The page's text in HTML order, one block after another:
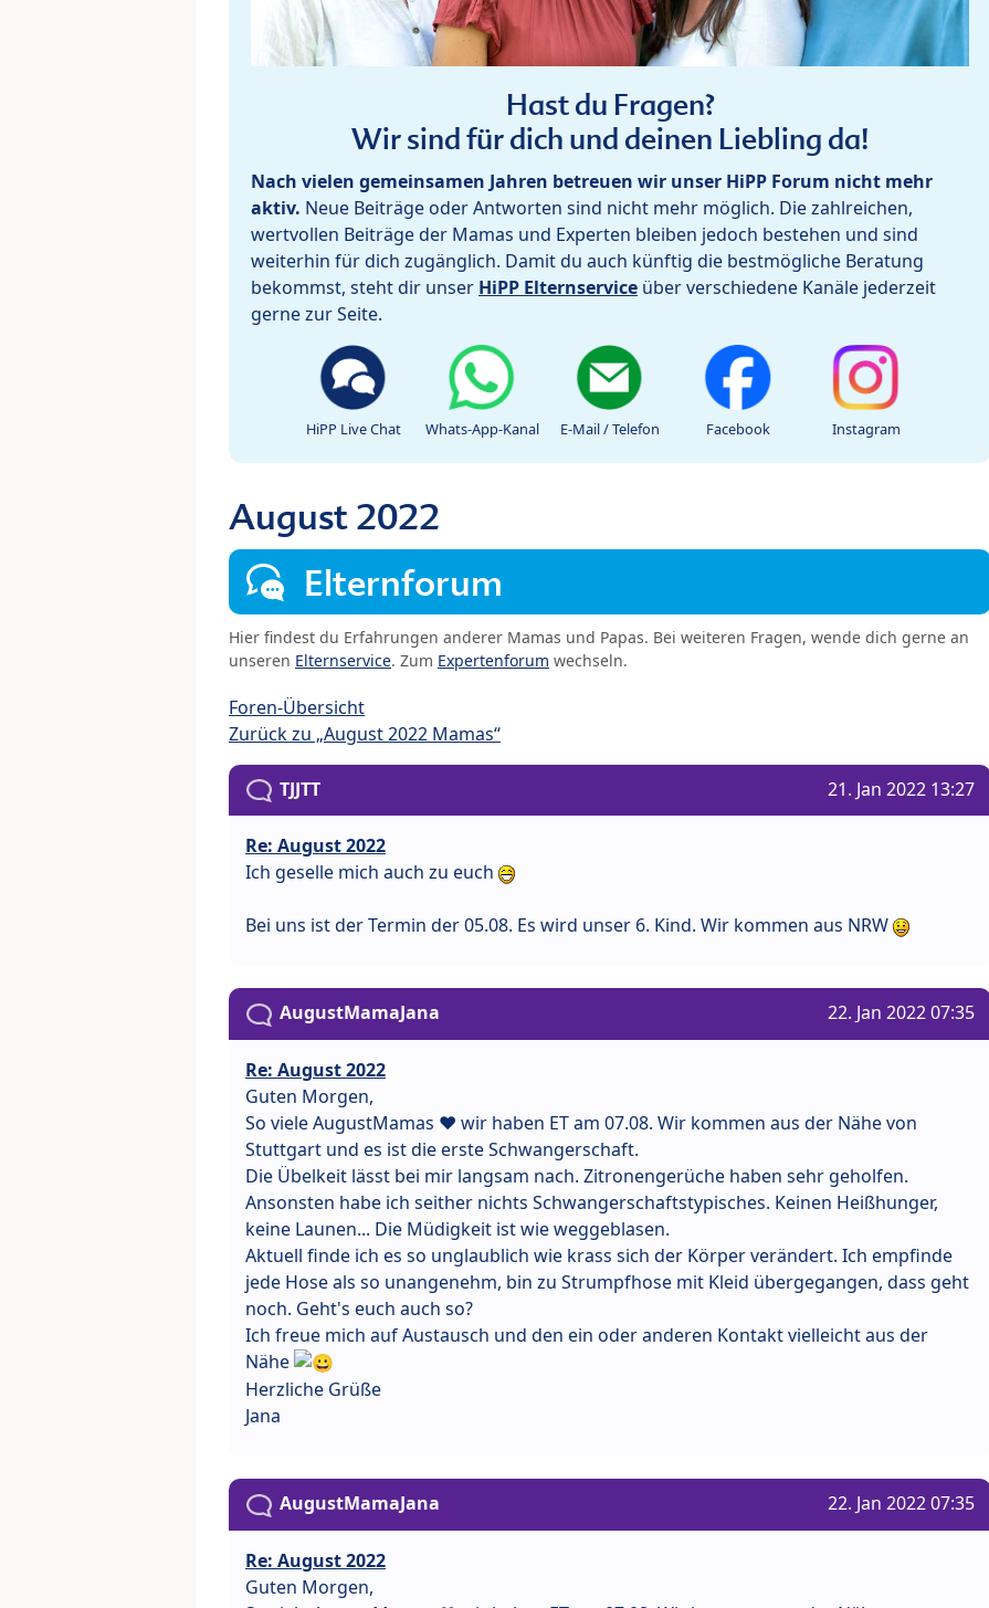
Hast du Fragen?
Wir sind für dich und deinen Liebling da!
Nach vielen gemeinsamen Jahren betreuen wir unser HiPP Forum nicht mehr
aktiv. Neue Beiträge oder Antworten sind nicht mehr möglich. Die zahlreichen,
wertvollen Beiträge der Mamas und Experten bleiben jedoch bestehen und sind
weiterhin für dich zugänglich. Damit du auch künftig die bestmögliche Beratung
bekommst, steht dir unser HiPP Elternservice über verschiedene Kanäle jederzeit
gerne zur Seite.
HiPP Live Chat Whats-App-Kanal E-Mail / Telefon Facebook Instagram
August 2022
Elternforum
Hier findest du Erfahrungen anderer Mamas und Papas. Bei weiteren Fragen, wende dich gerne an
unseren Elternservice. Zum Expertenforum wechseln.
Foren-Übersicht
Zurück zu „August 2022 Mamas“
TJJTT 21. Jan 2022 13:27
Re: August 2022
Ich geselle mich auch zu euch
Bei uns ist der Termin der 05.08. Es wird unser 6. Kind. Wir kommen aus NRW
AugustMamaJana 22. Jan 2022 07:35
Re: August 2022
Guten Morgen,
So viele AugustMamas ❤ wir haben ET am 07.08. Wir kommen aus der Nähe von
Stuttgart und es ist die erste Schwangerschaft.
Die Übelkeit lässt bei mir langsam nach. Zitronengerüche haben sehr geholfen.
Ansonsten habe ich seither nichts Schwangerschaftstypisches. Keinen Heißhunger,
keine Launen... Die Müdigkeit ist wie weggeblasen.
Aktuell finde ich es so unglaublich wie krass sich der Körper verändert. Ich empfinde
jede Hose als so unangenehm, bin zu Strumpfhose mit Kleid übergegangen, dass geht
noch. Geht's euch auch so?
Ich freue mich auf Austausch und den ein oder anderen Kontakt vielleicht aus der
Nähe
Herzliche Grüße
Jana
AugustMamaJana 22. Jan 2022 07:35
Re: August 2022
Guten Morgen,